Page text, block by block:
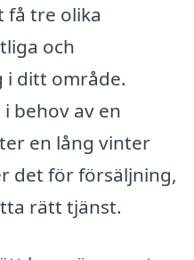
få tre olika
och
i ditt område.
behov av en
en lång vinter
det för försäljning,
rätt tjänst.